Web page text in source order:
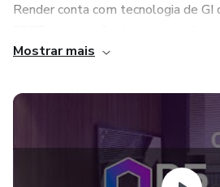
Render conta com tecnologia de GI
modelador 3D de sua preferência)
Não conhece o D5 Render? Acesse:
https://www.d5render.com/
Mostrar mais